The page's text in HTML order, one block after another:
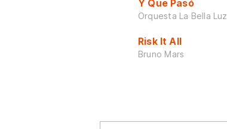
Y Que Pasó
Orquesta La Bella Luz
Risk It All
Bruno Mars